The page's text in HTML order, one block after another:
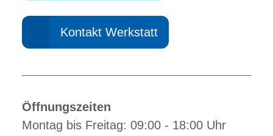
Kontakt Werkstatt
Öffnungszeiten
Montag bis Freitag: 09:00 - 18:00 Uhr